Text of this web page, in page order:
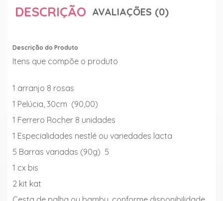
DESCRIÇÃO AVALIAÇÕES (0)
Descrição do Produto
Itens que compõe o produto
1 arranjo 8 rosas
1 Pelúcia, 30cm (90,00)
1 Ferrero Rocher 8 unidades
1 Especialidades nestlé ou variedades lacta
5 Barras variadas (90g) 5
1 cx bis
2 kit kat